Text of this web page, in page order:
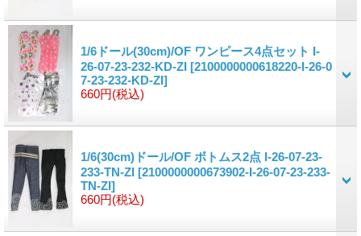
1/6ドール(30cm)/OF ワンピース4点セット I-
26-07-23-232-KD-ZI [2100000000618220-I-26-0
7-23-232-KD-ZI]
660円(税込)
1/6(30cm)ドール/OF ボトムス2点 I-26-07-23-
233-TN-ZI [2100000000673902-I-26-07-23-233-
TN-ZI]
660円(税込)